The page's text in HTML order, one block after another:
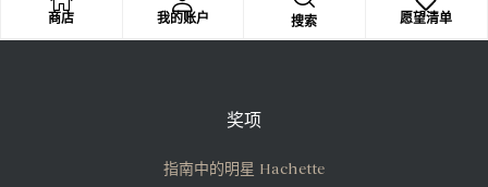
商店 我的账户 搜索 愿望清单
奖项
指南中的明星 Hachette